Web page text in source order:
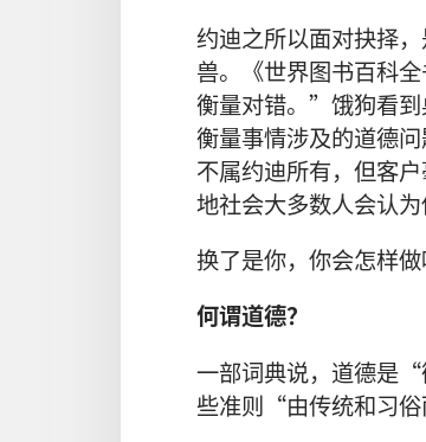
约迪之所以面对抉择
兽。《世界图书百科
衡量对错。”饿狗看到
衡量事情涉及的道德
不属约迪所有，但客
地社会大多数人会认为
换了是你，你会怎样
何谓道德？
一部词典说，道德是
些准则“由传统和习俗